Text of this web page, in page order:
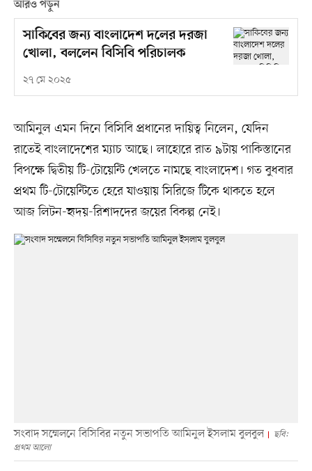
আরও পড়ুন
সাকিবের জন্য বাংলাদেশ দলের দরজা
খোলা, বললেন বিসিবি পরিচালক
২৭ মে ২০২৫
আমিনুল এমন দিনে বিসিবি প্রধানের দায়িত্ব নিলেন, যেদিন
রাতেই বাংলাদেশের ম্যাচ আছে। লাহোরে রাত ৯টায় পাকিস্তানের
বিপক্ষে দ্বিতীয় টি-টোয়েন্টি খেলতে নামছে বাংলাদেশ। গত বুধবার
প্রথম টি-টোয়েন্টিতে হেরে যাওয়ায় সিরিজে টিকে থাকতে হলে
আজ লিটন-হৃদয়-রিশাদদের জয়ের বিকল্প নেই।
সংবাদ সম্মেলনে বিসিবির নতুন সভাপতি আমিনুল ইসলাম বুলবুল
ছবি:
প্রথম আলো